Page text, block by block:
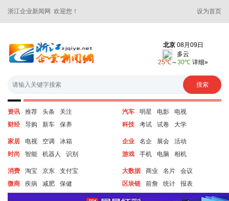
浙江企业新闻网 欢迎您！ 设为首页
资讯 推荐 头条
关注
财经
导购 新车 保养
汽车 明星 电影
电视
科技
考试 试卷 大学
家居 电视 空调
冰箱
时尚
智能 机器人 识别
企业 名企 展会
活动
游戏
手机 电脑 相机
消费 淘宝 京东
支付宝
微商
疾病 减肥 保健
大数据 商业 名片
会议
区块链
前詹 统计 报表